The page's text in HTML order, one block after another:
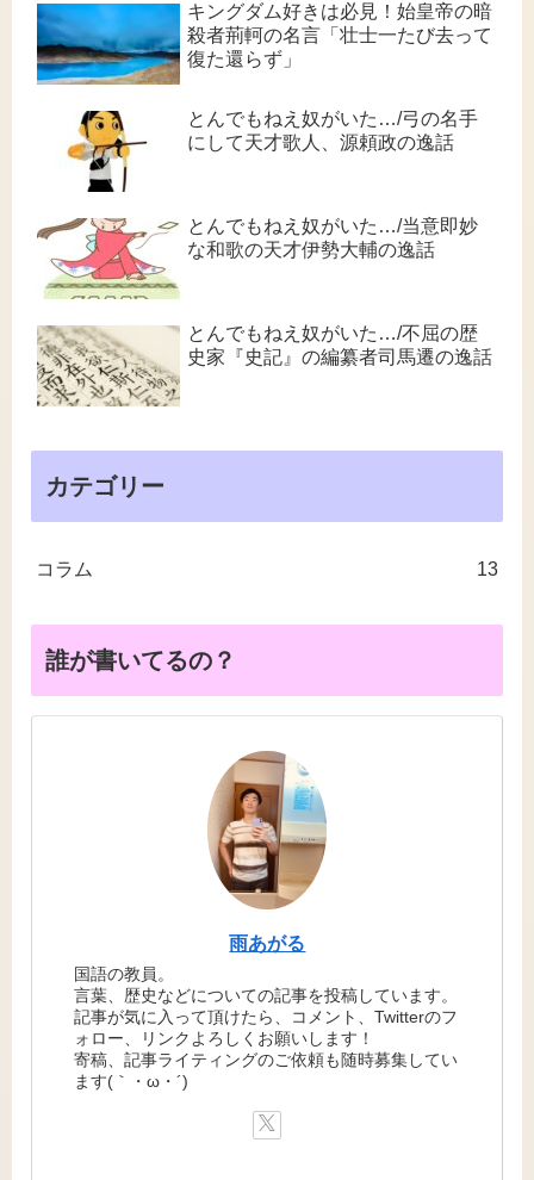
キングダム好きは必見！始皇帝の暗
殺者荊軻の名言「壮士一たび去って
復た還らず」
とんでもねえ奴がいた…/弓の名手
にして天才歌人、源頼政の逸話
とんでもねえ奴がいた…/当意即妙
な和歌の天才伊勢大輔の逸話
とんでもねえ奴がいた…/不屈の歴
史家『史記』の編纂者司馬遷の逸話
カテゴリー
コラム 13
誰が書いてるの？
雨あがる
国語の教員。
言葉、歴史などについての記事を投稿しています。
記事が気に入って頂けたら、コメント、Twitterのフ
ォロー、リンクよろしくお願いします！
寄稿、記事ライティングのご依頼も随時募集してい
ます(｀・ω・´)ゞ